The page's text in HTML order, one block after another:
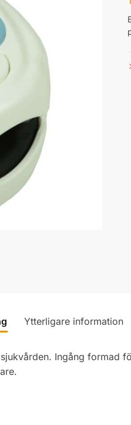
Ytterligare information
Ingång formad